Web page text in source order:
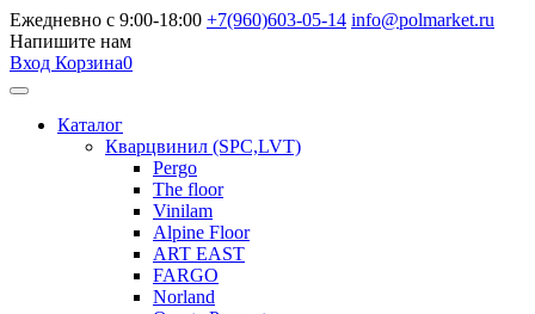
Ежедневно с 9:00-18:00 +7(960)603-05-14 info@polmarket.ru
Напишите нам
Вход Корзина0
Каталог
Кварцвинил (SPC,LVT)
Pergo
The floor
Vinilam
Alpine Floor
ART EAST
FARGO
Norland